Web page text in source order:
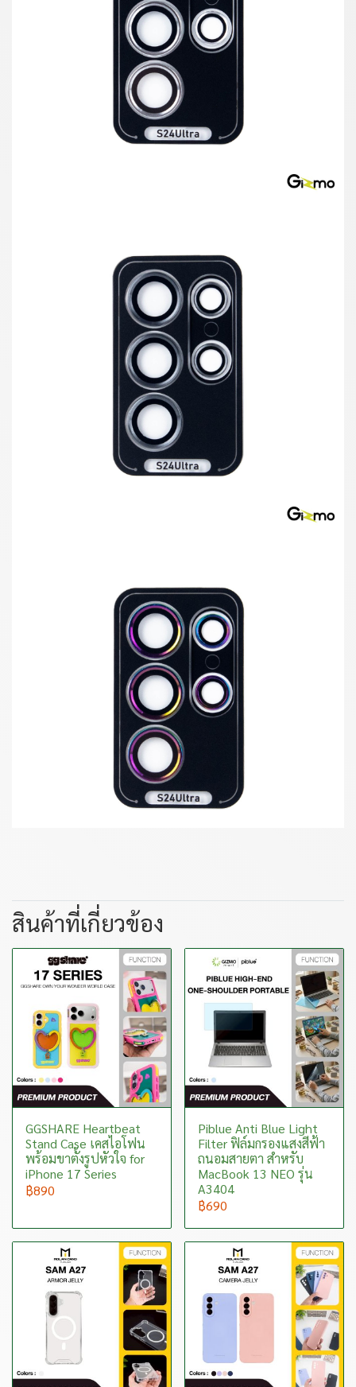
สินค้าที่เกี่ยวข้อง
GGSHARE Heartbeat
Stand Case เคสไอโฟน
พร้อมขาตั้งรูปหัวใจ for
iPhone 17 Series
฿890
Piblue Anti Blue Light
Filter ฟิล์มกรองแสงสีฟ้า
ถนอมสายตา สำหรับ
MacBook 13 NEO รุ่น
A3404
฿690